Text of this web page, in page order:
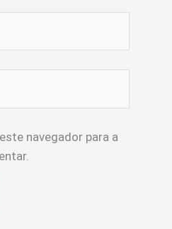
navegador para a